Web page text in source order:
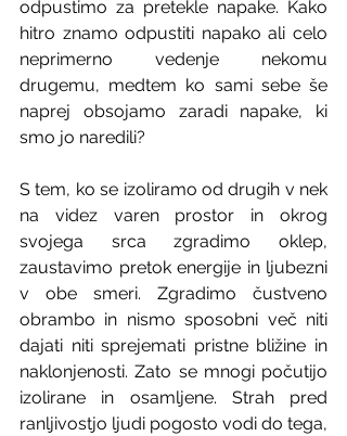
odpustimo za pretekle napake. Kako
hitro znamo odpustiti napako ali celo
neprimerno vedenje nekomu
drugemu, medtem ko sami sebe še
naprej obsojamo zaradi napake, ki
smo jo naredili?
S tem, ko se izoliramo od drugih v nek
na videz varen prostor in okrog
svojega srca zgradimo oklep,
zaustavimo pretok energije in ljubezni
v obe smeri. Zgradimo čustveno
obrambo in nismo sposobni več niti
dajati niti sprejemati pristne bližine in
naklonjenosti. Zato se mnogi počutijo
izolirane in osamljene. Strah pred
ranljivostjo ljudi pogosto vodi do tega,